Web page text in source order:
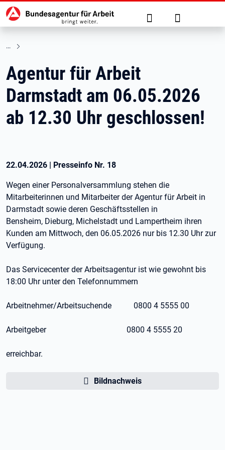
zu den Hauptinhalten springen
Hauptnavigation Suche Anmelden
Agentur für Arbeit
Darmstadt am 06.05.2026
ab 12.30 Uhr geschlossen!
22.04.2026 | Presseinfo Nr. 18
Wegen einer Personalversammlung stehen die
Mitarbeiterinnen und Mitarbeiter der Agentur für Arbeit in
Darmstadt sowie deren Geschäftsstellen in
Bensheim, Dieburg, Michelstadt und Lampertheim ihren
Kunden am Mittwoch, den 06.05.2026 nur bis 12.30 Uhr zur
Verfügung.
Das Servicecenter der Arbeitsagentur ist wie gewohnt bis
18:00 Uhr unter den Telefonnummern
Arbeitnehmer/Arbeitsuchende 0800 4 5555 00
Arbeitgeber 0800 4 5555 20
erreichbar.
Bildnachweis